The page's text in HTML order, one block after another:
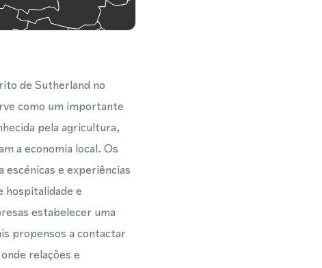
de Sutherland no
como um importante
pela agricultura,
a economia local. Os
e experiências
hospitalidade e
estabelecer uma
propensos a contactar
relações e